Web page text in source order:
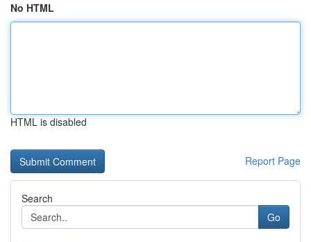
No HTML
HTML is disabled
Report Page
Search
Go